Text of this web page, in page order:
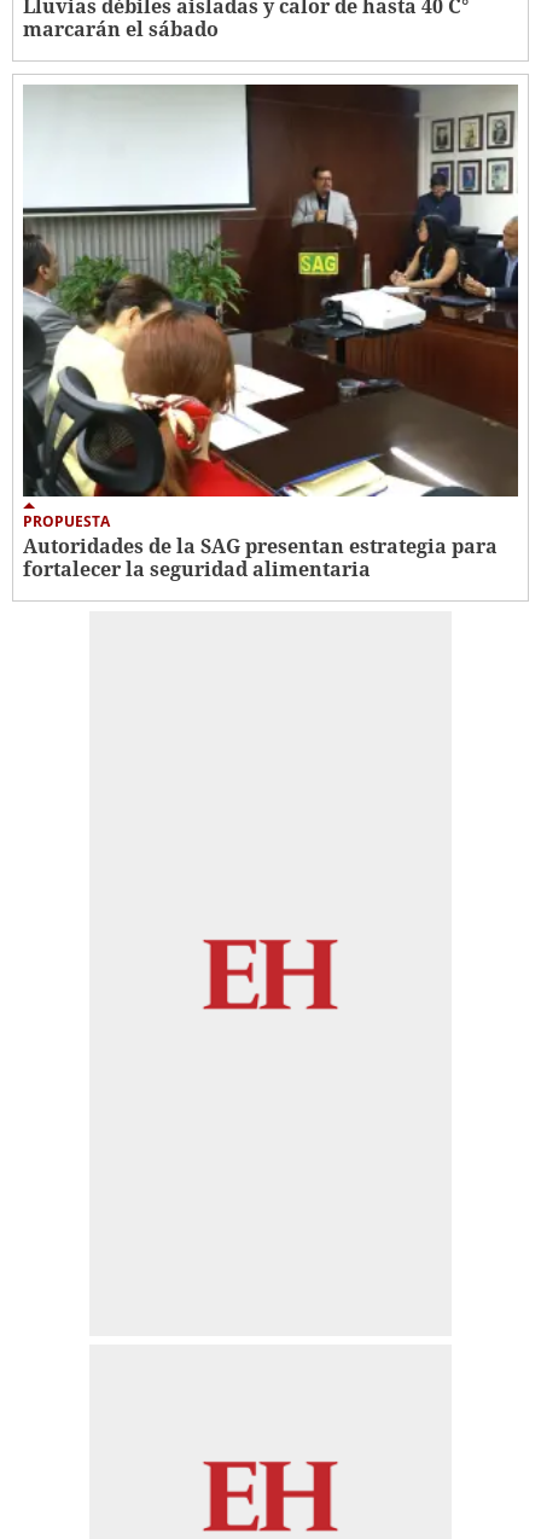
Lluvias débiles aisladas y calor de hasta 40 C°
marcarán el sábado
PROPUESTA
Autoridades de la SAG presentan estrategia para
fortalecer la seguridad alimentaria